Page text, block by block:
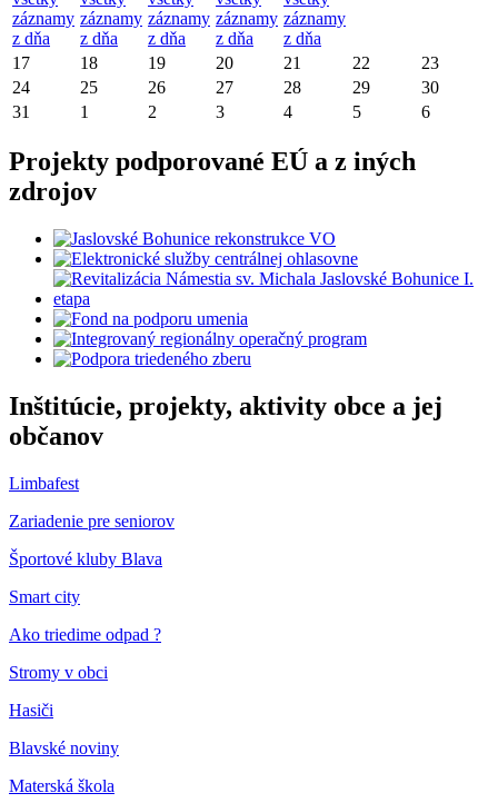
záznamy
z dňa
záznamy
z dňa
záznamy
z dňa
záznamy
z dňa
záznamy
z dňa
17 18 19 20 21 22
23
24
25 26 27 28 29
30
31
1 2 3 4 5 6
Projekty podporované EÚ a z iných
zdrojov
Inštitúcie, projekty, aktivity obce a jej
občanov
Limbafest
Zariadenie pre seniorov
Športové kluby Blava
Smart city
Ako triedime odpad ?
Stromy v obci
Hasiči
Blavské noviny
Materská škola